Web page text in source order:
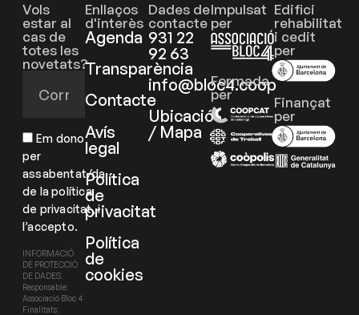
Vols
estar al
cas de
totes les
novetats?
Em dono
per
assabentat/da
de la política
de privacitat, i
l’accepto.
INFORMACIÓ
DE PROTECCIÓ
DE DADES.
Responsable:
Associació Bloc 4
Finalitats:
Enllaços
d'interès
Agenda
Transparència
Contacte
Avís
legal
Política
de
privacitat
Política
de
cookies
Dades de
contacte
931 22
92 63
info@bloc4.coop
Ubicació
/ Mapa
Impulsat
per
Formada
per
Edifici
rehabilitat
i cedit
per
Finançat
per